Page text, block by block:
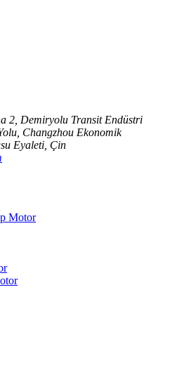
2, Demiryolu Transit Endüstri
Changzhou Ekonomik
Eyaleti, Çin
Motor